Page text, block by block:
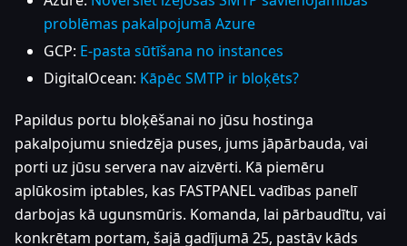
problēmas pakalpojumā Azure
GCP: E-pasta sūtīšana no instances
DigitalOcean: Kāpēc SMTP ir bloķēts?
Papildus portu bloķēšanai no jūsu hostinga
pakalpojumu sniedzēja puses, jums jāpārbauda, vai
porti uz jūsu servera nav aizvērti. Kā piemēru
aplūkosim iptables, kas FASTPANEL vadības panelī
darbojas kā ugunsmūris. Komanda, lai pārbaudītu, vai
konkrētam portam, šajā gadījumā 25, pastāv kāds